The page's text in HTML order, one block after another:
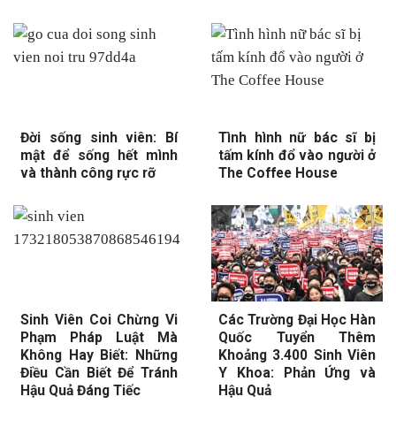
Đời sống sinh viên: Bí
mật để sống hết mình
và thành công rực rỡ
Tình hình nữ bác sĩ bị
tấm kính đổ vào người ở
The Coffee House
Sinh Viên Coi Chừng Vi
Phạm Pháp Luật Mà
Không Hay Biết: Những
Điều Cần Biết Để Tránh
Hậu Quả Đáng Tiếc
Các Trường Đại Học Hàn
Quốc Tuyển Thêm
Khoảng 3.400 Sinh Viên
Y Khoa: Phản Ứng và
Hậu Quả